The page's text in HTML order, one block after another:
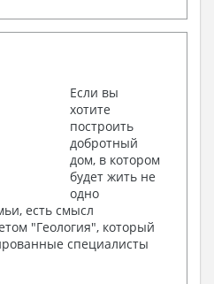
Если вы
хотите
построить
добротный
дом, в котором
будет жить не
одно
есть смысл
"Геология", который
специалисты